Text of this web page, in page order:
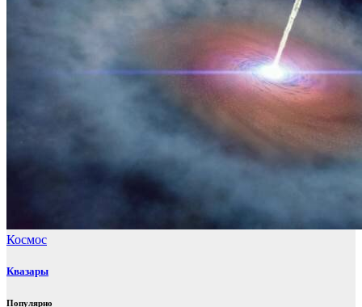
Космос
Квазары
Популярно